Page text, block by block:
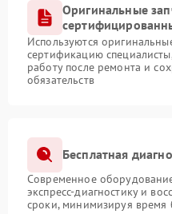
Оригинальные
Используются
сертификацию
работу после ремонта и
обязательств
Бесплатная
Современное
экспресс-диагностику и
сроки, минимизируя время